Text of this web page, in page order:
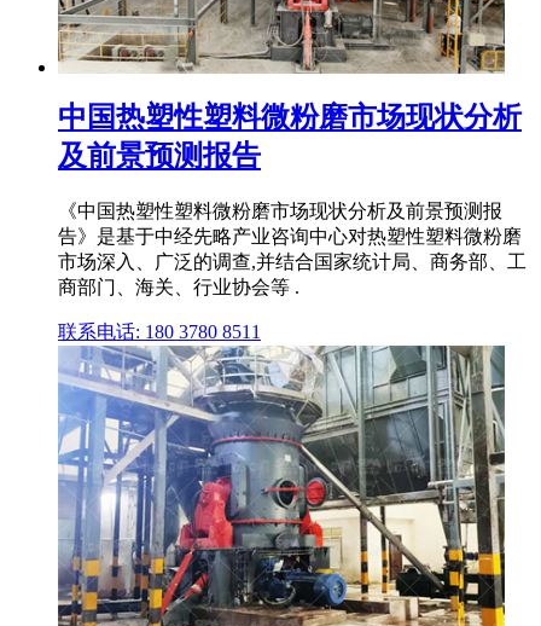
中国热塑性塑料微粉磨市场现状分析
及前景预测报告
《中国热塑性塑料微粉磨市场现状分析及前景预测报
告》是基于中经先略产业咨询中心对热塑性塑料微粉磨
市场深入、广泛的调查,并结合国家统计局、商务部、工
商部门、海关、行业协会等 .
联系电话: 180 3780 8511